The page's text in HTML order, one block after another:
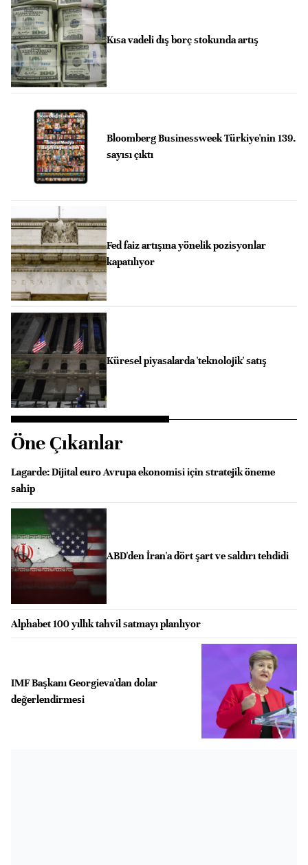
Kısa vadeli dış borç stokunda artış
Bloomberg Businessweek Türkiye'nin 139.
sayısı çıktı
Fed faiz artışına yönelik pozisyonlar
kapatılıyor
Küresel piyasalarda 'teknolojik' satış
Öne Çıkanlar
Lagarde: Dijital euro Avrupa ekonomisi için stratejik öneme
sahip
ABD'den İran'a dört şart ve saldırı tehdidi
Alphabet 100 yıllık tahvil satmayı planlıyor
IMF Başkanı Georgieva'dan dolar
değerlendirmesi